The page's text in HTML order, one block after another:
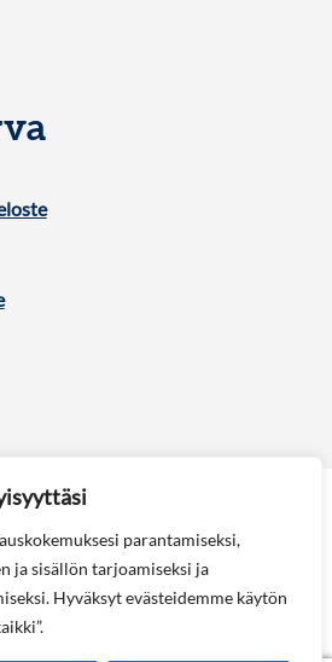
parantamiseksi,
ja sisällön tarjoamiseksi ja
Hyväksyt evästeidemme käytön